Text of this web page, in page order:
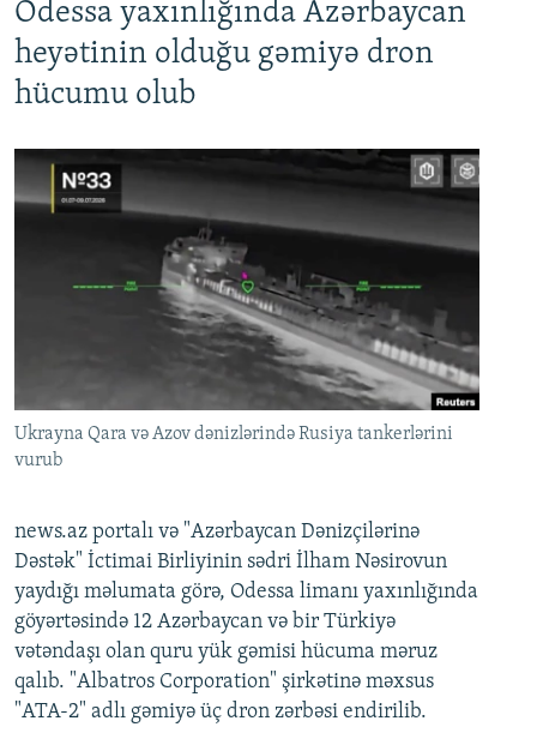
Odessa yaxınlığında Azərbaycan
heyətinin olduğu gəmiyə dron
hücumu olub
Ukrayna Qara və Azov dənizlərində Rusiya tankerlərini
vurub
news.az portalı və "Azərbaycan Dənizçilərinə
Dəstək" İctimai Birliyinin sədri İlham Nəsirovun
yaydığı məlumata görə, Odessa limanı yaxınlığında
göyərtəsində 12 Azərbaycan və bir Türkiyə
vətəndaşı olan quru yük gəmisi hücuma məruz
qalıb. "Albatros Corporation" şirkətinə məxsus
"ATA-2" adlı gəmiyə üç dron zərbəsi endirilib.